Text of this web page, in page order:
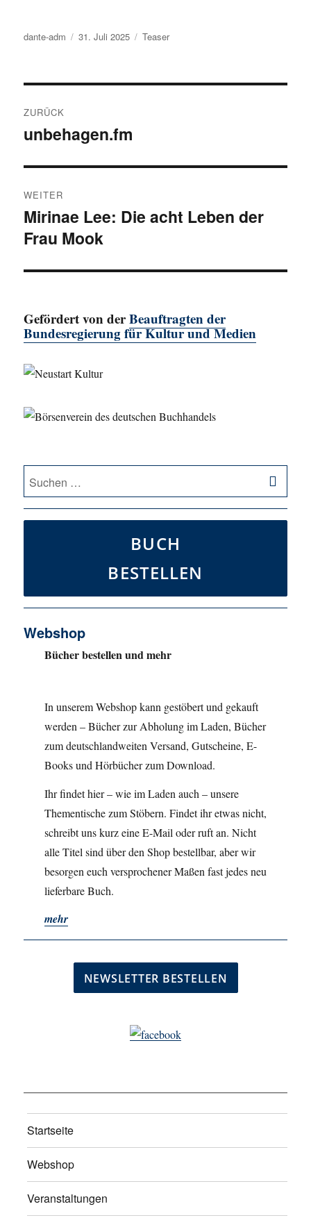
Autor
dante-adm
Veröffentlicht
31. Juli 2025 Kategorien
Teaser
ZURÜCK
Vorheriger
unbehagen.fm
WEITER
Nächster
Beitrag:
Mirinae Lee: Die acht Leben der
Frau Mook
Gefördert von derBeauftragten der
Bundesregierung für Kultur und Medien
Suche
nach:
BUCH
BESTELLEN
Webshop
Bücher bestellen und mehr
In unserem Webshop kann gestöbert und gekauft
werden – Bücher zur Abholung im Laden, Bücher
zum deutschlandweiten Versand, Gutscheine, E-
Books und Hörbücher zum Download.
Ihr findet hier – wie im Laden auch – unsere
Thementische zum Stöbern. Findet ihr etwas nicht,
schreibt uns kurz eine E-Mail oder ruft an. Nicht
alle Titel sind über den Shop bestellbar, aber wir
besorgen euch versprochener Maßen fast jedes neu
lieferbare Buch.
mehr
Startseite
Webshop
Veranstaltungen